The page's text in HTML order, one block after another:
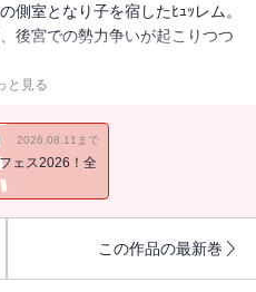
側室となり子を宿したﾋｭｯレム。
後宮での勢力争いが起こりつつ
ムはヒュッレムを下賜されるチ
イマンはイブラヒムに大宰相の
と見る
2026.08.11まで
ェス2026！全
この作品の最新巻